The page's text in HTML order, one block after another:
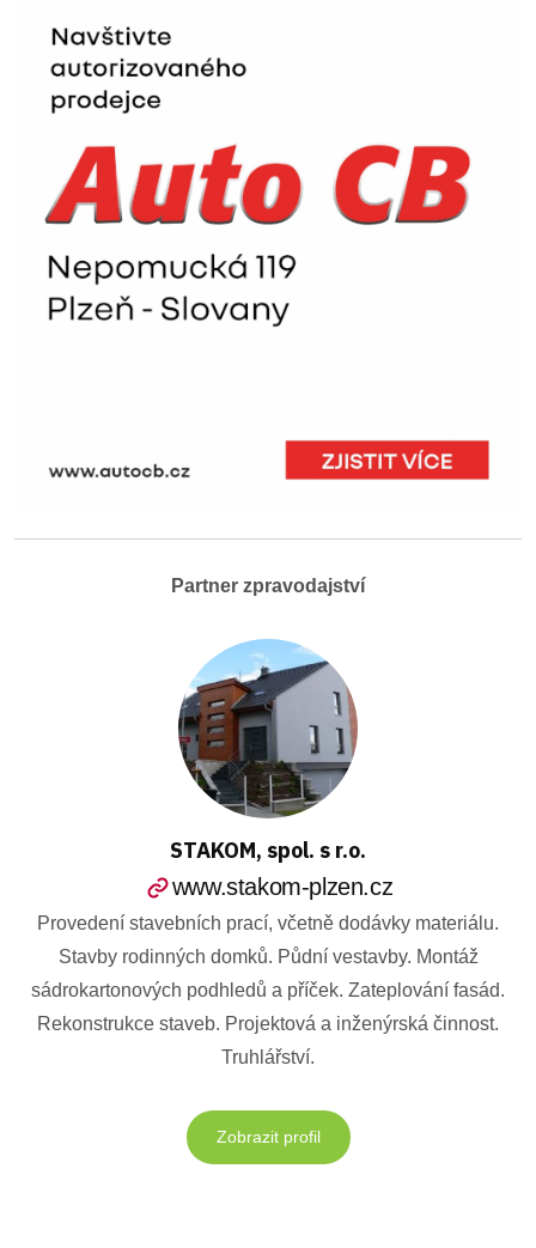
Partner zpravodajství
STAKOM, spol. s r.o.
www.stakom-plzen.cz
Provedení stavebních prací, včetně dodávky materiálu.
Stavby rodinných domků. Půdní vestavby. Montáž
sádrokartonových podhledů a příček. Zateplování fasád.
Rekonstrukce staveb. Projektová a inženýrská činnost.
Truhlářství.
Zobrazit profil